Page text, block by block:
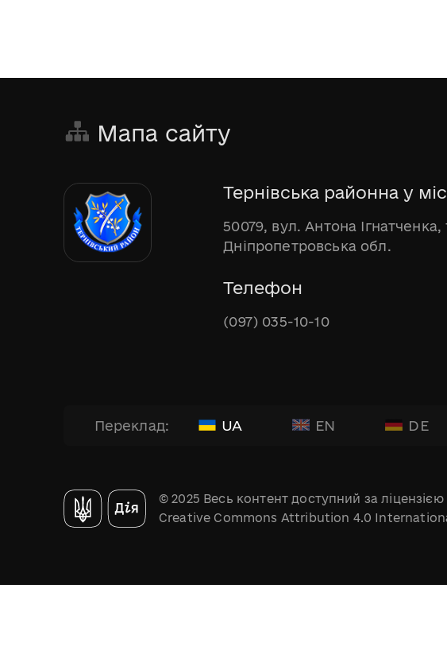
Мапа сайту
Тернівська районна у
50079, вул. Антона Ігнатченка,
Дніпропетровська обл.
Телефон
(097) 035-10-10
Переклад: UA EN DE
© 2025 Весь контент доступний за ліцензією
Creative Commons Attribution 4.0